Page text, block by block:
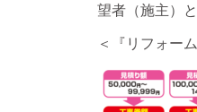
望者（施主）
＜『リフォー